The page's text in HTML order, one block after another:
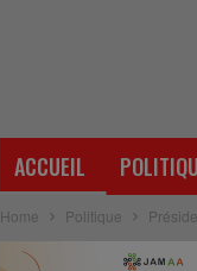
ACCUEIL
Home Politique